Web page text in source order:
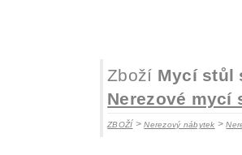
Zboží Mycí stůl
Nerezové mycí
ZBOŽÍ>Nerezový nábytek >